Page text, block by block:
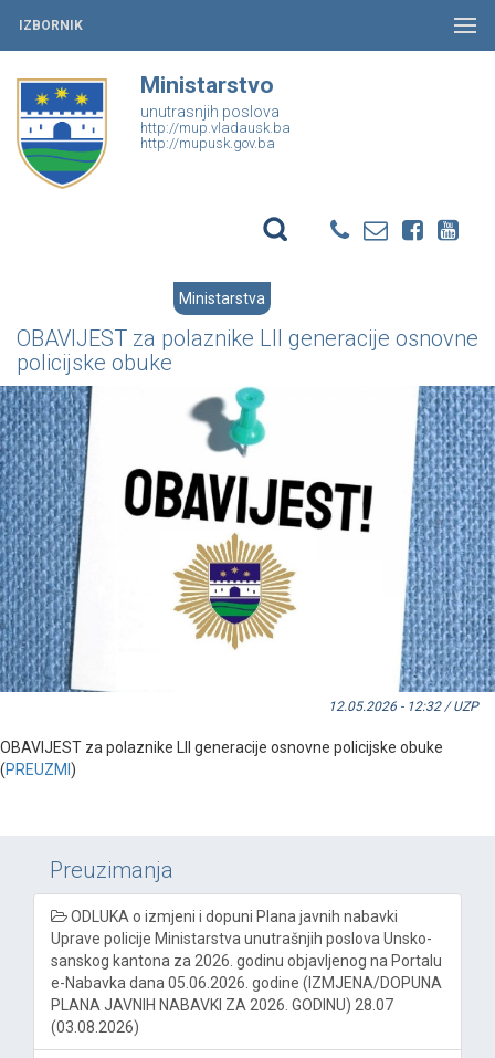
IZBORNIK
Ministarstvo
unutrasnjih poslova
http://mup.vladausk.ba
http://mupusk.gov.ba
Ministarstva
OBAVIJEST za polaznike LII generacije osnovne
policijske obuke
12.05.2026 - 12:32 / UZP
OBAVIJEST za polaznike LII generacije osnovne policijske obuke
(PREUZMI)
Preuzimanja
ODLUKA o izmjeni i dopuni Plana javnih nabavki
Uprave policije Ministarstva unutrašnjih poslova Unsko-
sanskog kantona za 2026. godinu objavljenog na Portalu
e-Nabavka dana 05.06.2026. godine (IZMJENA/DOPUNA
PLANA JAVNIH NABAVKI ZA 2026. GODINU) 28.07
(03.08.2026)